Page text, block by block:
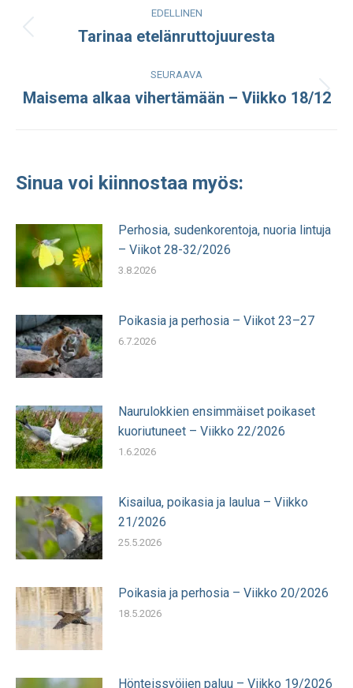
navigation
EDELLINEN
Edellinen
Tarinaa etelänruttojuuresta
SEURAAVA
Seuraava
Maisema alkaa vihertämään – Viikko 18/12
Sinua voi kiinnostaa myös:
Perhosia, sudenkorentoja, nuoria lintuja
– Viikot 28-32/2026
3.8.2026
Poikasia ja perhosia – Viikot 23–27
6.7.2026
Naurulokkien ensimmäiset poikaset
kuoriutuneet – Viikko 22/2026
1.6.2026
Kisailua, poikasia ja laulua – Viikko
21/2026
25.5.2026
Poikasia ja perhosia – Viikko 20/2026
18.5.2026
Hönteissyöjien paluu – Viikko 19/2026